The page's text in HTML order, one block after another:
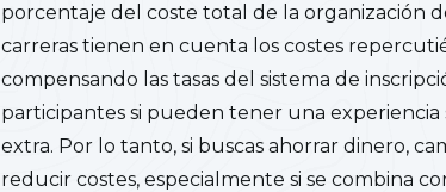
porcentaje del coste total de la organización
carreras tienen en cuenta los costes
compensando las tasas del sistema de
participantes si pueden tener una
extra. Por lo tanto, si buscas ahorrar dinero,
reducir costes, especialmente si se combina